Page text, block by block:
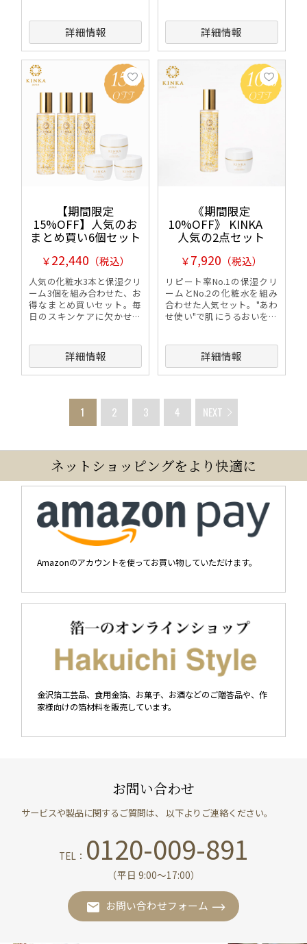
詳細情報
える、お得なまとめ買いセ
ットです。詳細情報
【期間限定
15%OFF】人気のお
まとめ買い6個セット
￥22,440 （税込）
人気の化粧水3本と保湿クリ
ーム3個を組み合わせた、お
得なまとめ買いセット。毎
日のスキンケアに欠かせな
うるおいを届けます。
詳細情報
《期間限定
10%OFF》 KINKA
人気の2点セット
￥7,920 （税込）
リピート率No.1の保湿クリ
ームとNo.2の化粧水を組み
合わせた人気セット。"あわ
せ使い"で肌にうるおいを届
詳細情報
1 2 3 4 NEXT
ネットショッピングをより快適に
Amazonのアカウントを使ってお買い物していただけます。
金沢箔工芸品、食用金箔、お菓子、お酒などのご贈答品や、作
家様向けの箔材料を販売しています。
お問い合わせ
サービスや製品に関するご質問は、 以下よりご連絡ください。
TEL： 0120-009-891
（平日 9:00〜17:00）
お問い合わせフォーム